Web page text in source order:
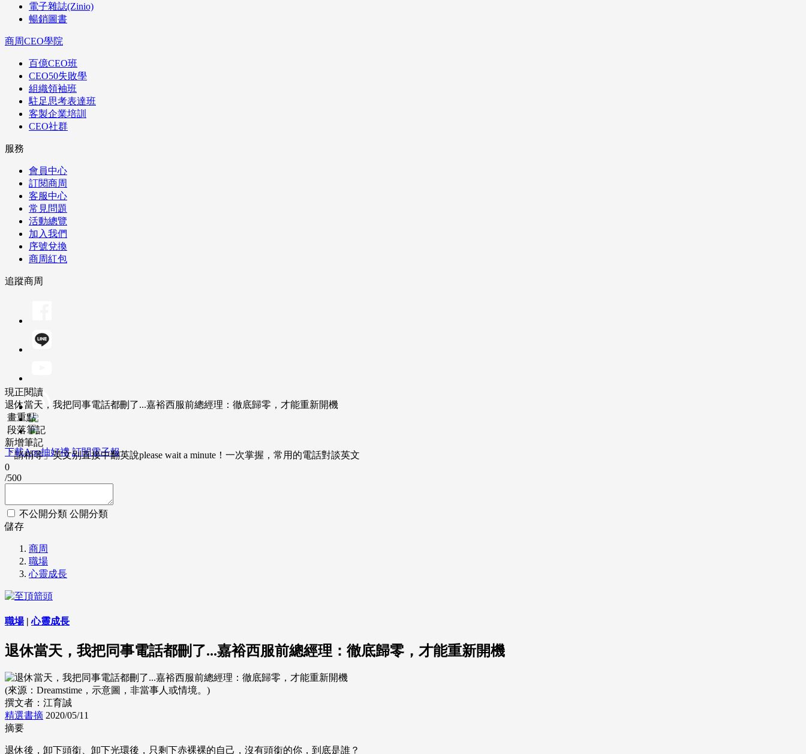
電子雜誌(Zinio)
暢銷圖書
商周CEO學院
百億CEO班
CEO50失敗學
組織領袖班
駐足思考表達班
客製企業培訓
CEO社群
服務
會員中心
訂閱商周
客服中心
常見問題
活動總覽
加入我們
序號兌換
商周紅包
追蹤商周
下載App抽好禮 訂閱電子報
現正閱讀
退休當天，我把同事電話都刪了...嘉裕西服前總經理：徹底歸零，才能重新開機
畫重點
段落筆記
新增筆記
「請稍等」英文別直接中翻英說please wait a minute！一次掌握，常用的電話對談英文
0
/500
不公開分類 公開分類
儲存
商周
職場
心靈成長
職場|心靈成長
退休當天，我把同事電話都刪了...嘉裕西服前總經理：徹底歸零，才能重新開機
(來源：Dreamstime，示意圖，非當事人或情境。)
撰文者：江育誠
精選書摘 2020/05/11
摘要
退休後，卸下頭銜、卸下光環後，只剩下赤裸裸的自己，沒有頭銜的你，到底是誰？